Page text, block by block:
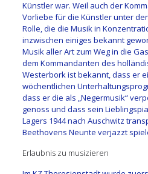
Künstler war. Weil auch der
Vorliebe für die Künstler unter
Rolle, die die Musik in
inzwischen einiges bekannt
Musik aller Art zum Weg in die
dem Kommandanten des
Westerbork ist bekannt, dass er
wöchentlichen
dass er die als „Negermusik“
genoss und dass sein
Lagers 1944 nach Auschwitz
Beethovens Neunte verjazzt
Erlaubnis zu musizieren